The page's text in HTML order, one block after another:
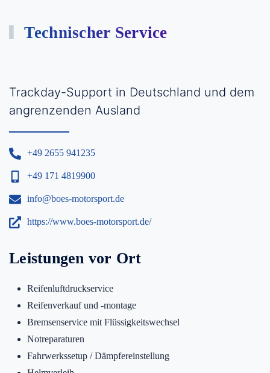
Technischer Service
Trackday-Support in Deutschland und dem
angrenzenden Ausland
+49 2655 941235
+49 171 4819900
info@boes-motorsport.de
https://www.boes-motorsport.de/
Leistungen vor Ort
Reifenluftdruckservice
Reifenverkauf und -montage
Bremsenservice mit Flüssigkeitswechsel
Notreparaturen
Fahrwerkssetup / Dämpfereinstellung